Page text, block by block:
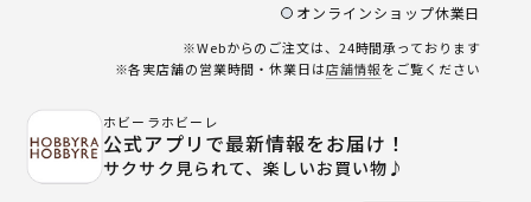
オンラインショップ休業日
※Webからのご注文は、24時間承っております
※各実店舗の営業時間・休業日は店舗情報をご覧ください
ホビーラホビーレ
公式アプリで最新情報をお届け！
サクサク見られて、楽しいお買い物♪